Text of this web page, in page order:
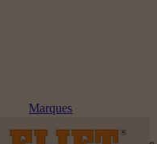
Marques